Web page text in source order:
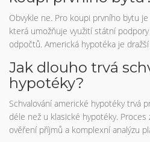
Obvykle ne. Pro koupi prvního bytu
která umožňuje využití státní
odpočtů. Americká hypotéka je
Jak dlouho trvá
hypotéky?
Schvalování americké hypotéky trvá
déle než u klasické hypotéky.
ověření příjmů a komplexní analýzu